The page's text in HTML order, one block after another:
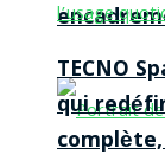
TECNO
qui